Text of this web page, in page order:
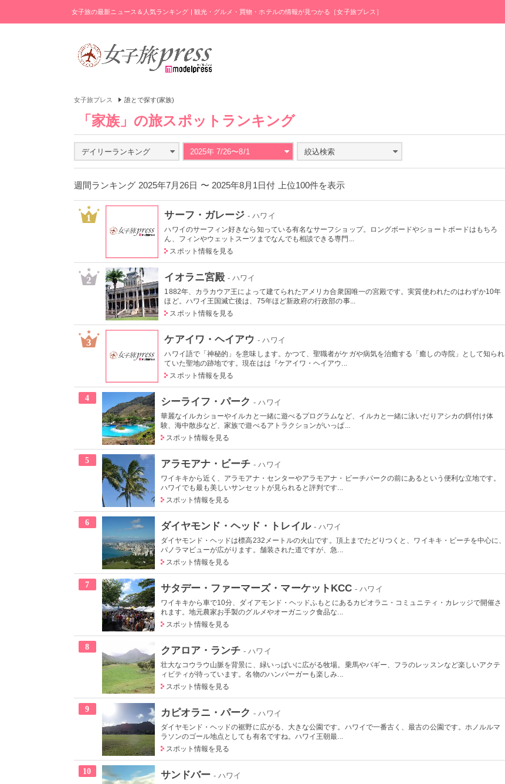
女子旅の最新ニュース＆人気ランキング | 観光・グルメ・買物・ホテルの情報が見つかる［女子旅プレス］
女子旅プレス 誰とで探す(家族)
「家族」の旅スポットランキング
デイリーランキング 2025年 7/26〜8/1 絞込検索
週間ランキング 2025年7月26日 〜 2025年8月1日付 上位100件を表示
1 サーフ・ガレージ - ハワイ
ハワイのサーフィン好きなら知っている有名なサーフショップ。ロングボードやショートボードはもちろ
ん、フィンやウェットスーツまでなんでも相談できる専門...
スポット情報を見る
2 イオラニ宮殿 - ハワイ
1882年、カラカウア王によって建てられたアメリカ合衆国唯一の宮殿です。実質使われたのはわずか10年
ほど。ハワイ王国滅亡後は、75年ほど新政府の行政部の事...
スポット情報を見る
3 ケアイワ・ヘイアウ - ハワイ
ハワイ語で「神秘的」を意味します。かつて、聖職者がケガや病気を治癒する「癒しの寺院」として知られ
ていた聖地の跡地です。現在はは『ケアイワ・ヘイアウ...
スポット情報を見る
4 シーライフ・パーク - ハワイ
華麗なイルカショーやイルカと一緒に遊べるプログラムなど、イルカと一緒に泳いだりアシカの餌付け体
験、海中散歩など、家族で遊べるアトラクションがいっぱ...
スポット情報を見る
5 アラモアナ・ビーチ - ハワイ
ワイキキから近く、アラモアナ・センターやアラモアナ・ビーチパークの前にあるという便利な立地です。
ハワイでも最も美しいサンセットが見られると評判です...
スポット情報を見る
6 ダイヤモンド・ヘッド・トレイル - ハワイ
ダイヤモンド・ヘッドは標高232メートルの火山です。頂上までたどりつくと、ワイキキ・ビーチを中心に、
パノラマビューが広がります。舗装された道ですが、急...
スポット情報を見る
7 サタデー・ファーマーズ・マーケットKCC - ハワイ
ワイキキから車で10分、ダイアモンド・ヘッドふもとにあるカピオラニ・コミュニティ・カレッジで開催さ
れます。地元農家お手製のグルメやオーガニック食品な...
スポット情報を見る
8 クアロア・ランチ - ハワイ
壮大なコウラウ山脈を背景に、緑いっぱいに広がる牧場。乗馬やバギー、フラのレッスンなど楽しいアクテ
ィビティが待っています。名物のハンバーガーも楽しみ...
スポット情報を見る
9 カピオラニ・パーク - ハワイ
ダイヤモンド・ヘッドの裾野に広がる、大きな公園です。ハワイで一番古く、最古の公園です。ホノルルマ
ラソンのゴール地点としても有名ですね。ハワイ王朝最...
スポット情報を見る
10 サンドバー - ハワイ